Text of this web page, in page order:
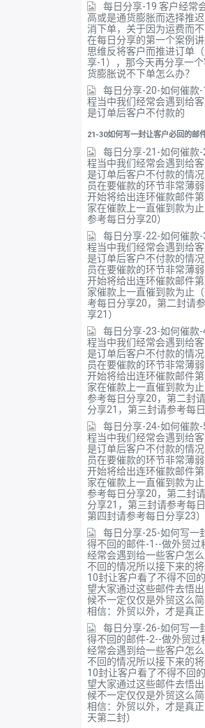
每日分享-19 客户经常
高或是通货膨胀而选择推
消下单，关于因为运费而
在每日分享的第一个案例
思维反将客户而推进订单
享-1），那今天再分享一
货膨胀说不下单怎么办？
每日分享-20-如何催款-
程当中我们经常会遇到给
是订单后客户不付款的
21-30如何写一封让客户必回的邮
每日分享-21-如何催款-
程当中我们经常会遇到给
是订单后客户不付款的情
员在要催款的环节非常薄
开始将给出连环催款邮件
家在催款上一直催到款为
参考每日分享20）
每日分享-22-如何催款-
程当中我们经常会遇到给
是订单后客户不付款的情
员在要催款的环节非常薄
开始将给出连环催款邮件
家催款上一直催到款为止
考每日分享20，第二封请
享21）
每日分享-23-如何催款-
程当中我们经常会遇到给
是订单后客户不付款的情
员在要催款的环节非常薄
开始将给出连环催款邮件
家在催款上一直催到款为
参考每日分享20，第二封
分享21，第三封请参考每日
每日分享-24-如何催款-
程当中我们经常会遇到给
是订单后客户不付款的情
员在要催款的环节非常薄
开始将给出连环催款邮件
家在催款上一直催到款为
参考每日分享20，第二封
分享21，第三封请参考每日
第四封请参考每日分享23）
每日分享-25-如何写一
得不回的邮件-1--做外贸过
经常会遇到给一些客户怎
不回的情况所以接下来的
10封让客户看了不得不回
望大家通过这些邮件去悟
候不一定仅仅是外贸这么
相信：外贸以外，才是真
每日分享-26-如何写一
得不回的邮件-2--做外贸过
经常会遇到给一些客户怎
不回的情况所以接下来的
10封让客户看了不得不回
望大家通过这些邮件去悟
候不一定仅仅是外贸这么
相信：外贸以外，才是真
天第二封）